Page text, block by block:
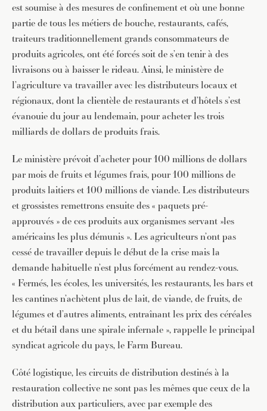
est soumise à des mesures de confinement et où une bonne
partie de tous les métiers de bouche, restaurants, cafés,
traiteurs traditionnellement grands consommateurs de
produits agricoles, ont été forcés soit de s’en tenir à des
livraisons ou à baisser le rideau. Ainsi, le ministère de
l’agriculture va travailler avec les distributeurs locaux et
régionaux, dont la clientèle de restaurants et d’hôtels s’est
évanouie du jour au lendemain, pour acheter les trois
milliards de dollars de produits frais.
Le ministère prévoit d’acheter pour 100 millions de dollars
par mois de fruits et légumes frais, pour 100 millions de
produits laitiers et 100 millions de viande. Les distributeurs
et grossistes remettrons ensuite des « paquets pré-
approuvés » de ces produits aux organismes servant »les
américains les plus démunis ». Les agriculteurs n’ont pas
cessé de travailler depuis le début de la crise mais la
demande habituelle n’est plus forcément au rendez-vous.
« Fermés, les écoles, les universités, les restaurants, les bars et
les cantines n’achètent plus de lait, de viande, de fruits, de
légumes et d’autres aliments, entraînant les prix des céréales
et du bétail dans une spirale infernale », rappelle le principal
syndicat agricole du pays, le Farm Bureau.
Côté logistique, les circuits de distribution destinés à la
restauration collective ne sont pas les mêmes que ceux de la
distribution aux particuliers, avec par exemple des